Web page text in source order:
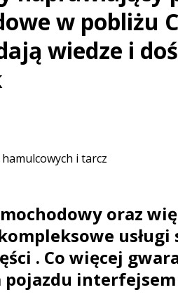
[ 21 lipca 2026 ] Palou
WYŚCIGOWE
[ 30 lipca 2026 ]
Kia
w pobliżu
wiedze i
i tarcz
oraz
usługi
. Co więcej
pojazdu interfejsem